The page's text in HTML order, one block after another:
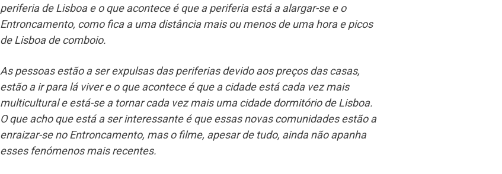
periferia de Lisboa e o que acontece é que a periferia está a alargar-se e o
Entroncamento, como fica a uma distância mais ou menos de uma hora e picos
de Lisboa de comboio.
As pessoas estão a ser expulsas das periferias devido aos preços das casas,
estão a ir para lá viver e o que acontece é que a cidade está cada vez mais
multicultural e está-se a tornar cada vez mais uma cidade dormitório de Lisboa.
O que acho que está a ser interessante é que essas novas comunidades estão a
enraizar-se no Entroncamento, mas o filme, apesar de tudo, ainda não apanha
esses fenómenos mais recentes.